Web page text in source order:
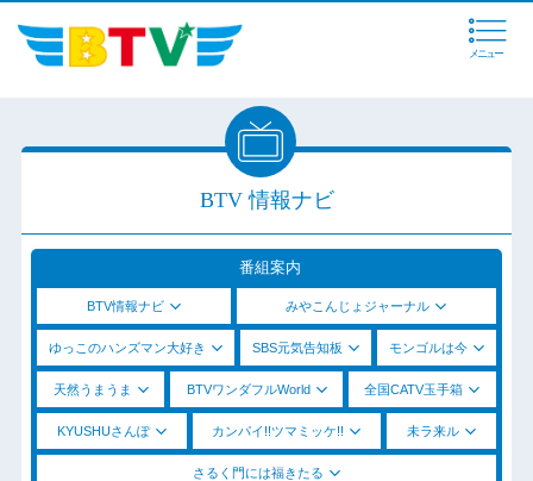
メニュー
BTV 情報ナビ
番組案内
BTV情報ナビ みやこんじょジャーナル
ゆっこのハンズマン大好き SBS元気告知板 モンゴルは今
天然うまうま BTVワンダフルWorld 全国CATV玉手箱
KYUSHUさんぽ カンパイ!!ツマミッケ!! 未ラ来ル
さるく門には福きたる